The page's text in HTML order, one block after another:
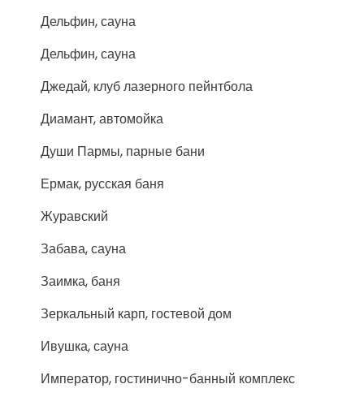
Дельфин, сауна
Дельфин, сауна
Джедай, клуб лазерного пейнтбола
Диамант, автомойка
Души Пармы, парные бани
Ермак, русская баня
Журавский
Забава, сауна
Заимка, баня
Зеркальный карп, гостевой дом
Ивушка, сауна
Император, гостинично-банный комплекс